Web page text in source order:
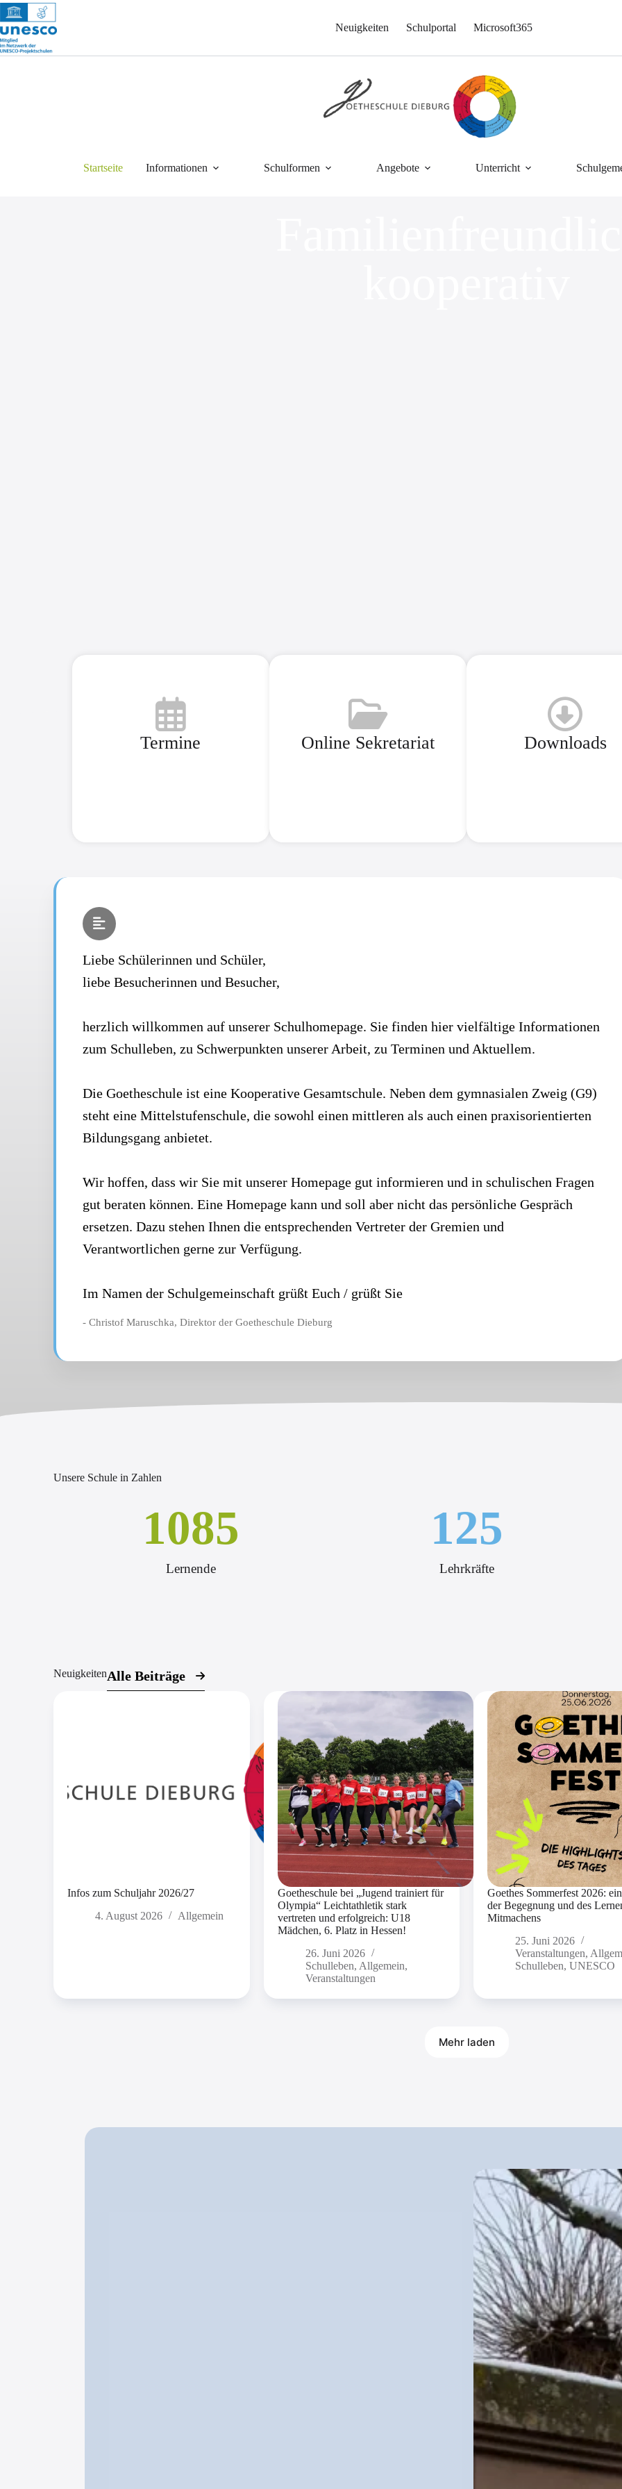
Neuigkeiten Schulportal Microsoft365
Startseite Informationen Schulformen Angebote Unterricht
Termine Online Sekretariat Downloads
Liebe Schülerinnen und Schüler,
liebe Besucherinnen und Besucher,
herzlich willkommen auf unserer Schulhomepage. Sie finden hier vielfältige Informationen
zum Schulleben, zu Schwerpunkten unserer Arbeit, zu Terminen und Aktuellem.
Die Goetheschule ist eine Kooperative Gesamtschule. Neben dem gymnasialen Zweig (G9)
steht eine Mittelstufenschule, die sowohl einen mittleren als auch einen praxisorientierten
Bildungsgang anbietet.
Wir hoffen, dass wir Sie mit unserer Homepage gut informieren und in schulischen Fragen
gut beraten können. Eine Homepage kann und soll aber nicht das persönliche Gespräch
ersetzen. Dazu stehen Ihnen die entsprechenden Vertreter der Gremien und
Verantwortlichen gerne zur Verfügung.
Im Namen der Schulgemeinschaft grüßt Euch / grüßt Sie
- Christof Maruschka, Direktor der Goetheschule Dieburg
Unsere Schule in Zahlen
Lernende
1085
Lehrkräfte
125
NeuigkeitenAlle Beiträge
Infos zum Schuljahr 2026/27
4. August 2026
Allgemein
Goetheschule bei „Jugend trainiert für
Olympia“ Leichtathletik stark
vertreten und erfolgreich: U18
Mädchen, 6. Platz in Hessen!
26. Juni 2026
Schulleben, Allgemein,
Veranstaltungen
Goethes Sommerfest 2026:
der Begegnung und des
Mitmachens
25. Juni 2026
Veranstaltungen,
Schulleben, UNESCO
Mehr laden